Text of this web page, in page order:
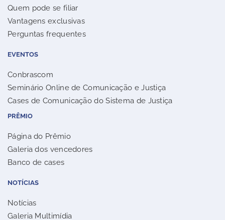
Quem pode se filiar
Vantagens exclusivas
Perguntas frequentes
EVENTOS
Conbrascom
Seminário Online de Comunicação e Justiça
Cases de Comunicação do Sistema de Justiça
PRÊMIO
Página do Prêmio
Galeria dos vencedores
Banco de cases
NOTÍCIAS
Notícias
Galeria Multimídia